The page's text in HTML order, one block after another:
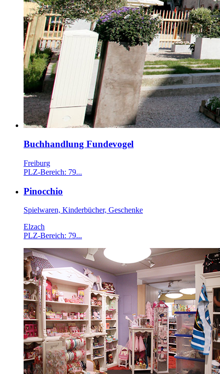
Buchhandlung Fundevogel
Freiburg
PLZ-Bereich: 79...
Pinocchio
Spielwaren, Kinderbücher, Geschenke
Elzach
PLZ-Bereich: 79...